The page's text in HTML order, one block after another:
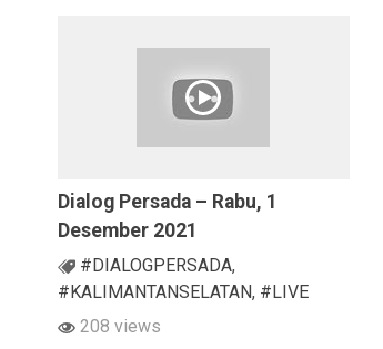
Dialog Persada – Rabu, 1
Desember 2021
#DIALOGPERSADA,
#KALIMANTANSELATAN, #LIVE
208 views